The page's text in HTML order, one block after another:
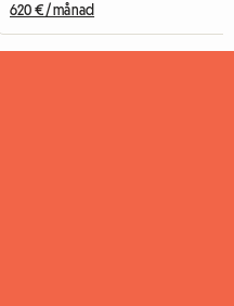
620 € / månad